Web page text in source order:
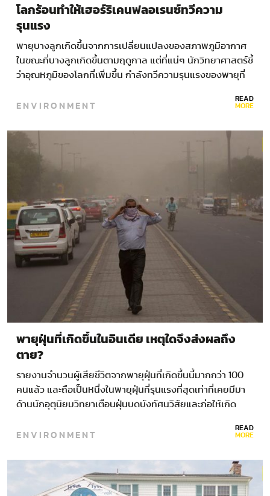
โลกร้อนทำให้เฮอร์ริเคนฟลอเรนซ์ทวีความ
รุนแรง
พายุบางลูกเกิดขึ้นจากการเปลี่ยนแปลงของสภาพภูมิอากาศ
ในขณะที่บางลูกเกิดขึ้นตามฤดูกาล แต่ที่แน่ๆ นักวิทยาศาสตร์ชี้
ว่าอุณหภูมิของโลกที่เพิ่มขึ้น กำลังทวีความรุนแรงของพายุที่
ENVIRONMENT READ
MORE
พายุฝุ่นที่เกิดขึ้นในอินเดีย เหตุใดจึงส่งผลถึง
ตาย?
รายงานจำนวนผู้เสียชีวิตจากพายุฝุ่นที่เกิดขึ้นนี้มากกว่า 100
คนแล้ว และถือเป็นหนึ่งในพายุฝุ่นที่รุนแรงที่สุดเท่าที่เคยมีมา
ด้านนักอุตุนิยมวิทยาเตือนฝุ่นบดบังทัศนวิสัยและก่อให้เกิด
ENVIRONMENT READ
MORE